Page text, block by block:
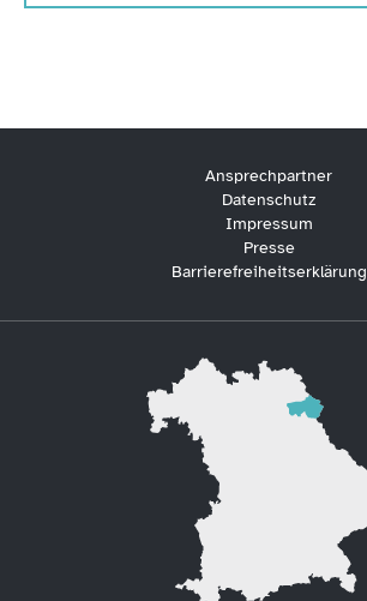
Ansprechpartner
Datenschutz
Impressum
Presse
Barrierefreiheitserklärung